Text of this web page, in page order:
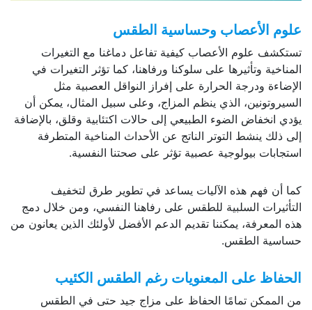
علوم الأعصاب وحساسية الطقس
تستكشف علوم الأعصاب كيفية تفاعل دماغنا مع التغيرات
المناخية وتأثيرها على سلوكنا ورفاهنا، كما تؤثر التغيرات في
الإضاءة ودرجة الحرارة على إفراز النواقل العصبية مثل
السيروتونين، الذي ينظم المزاج، وعلى سبيل المثال، يمكن أن
يؤدي انخفاض الضوء الطبيعي إلى حالات اكتئابية وقلق، بالإضافة
إلى ذلك ينشط التوتر الناتج عن الأحداث المناخية المتطرفة
استجابات بيولوجية عصبية تؤثر على صحتنا النفسية.
كما أن فهم هذه الآليات يساعد في تطوير طرق لتخفيف
التأثيرات السلبية للطقس على رفاهنا النفسي، ومن خلال دمج
هذه المعرفة، يمكننا تقديم الدعم الأفضل لأولئك الذين يعانون من
حساسية الطقس.
الحفاظ على المعنويات رغم الطقس الكئيب
من الممكن تمامًا الحفاظ على مزاج جيد حتى في الطقس